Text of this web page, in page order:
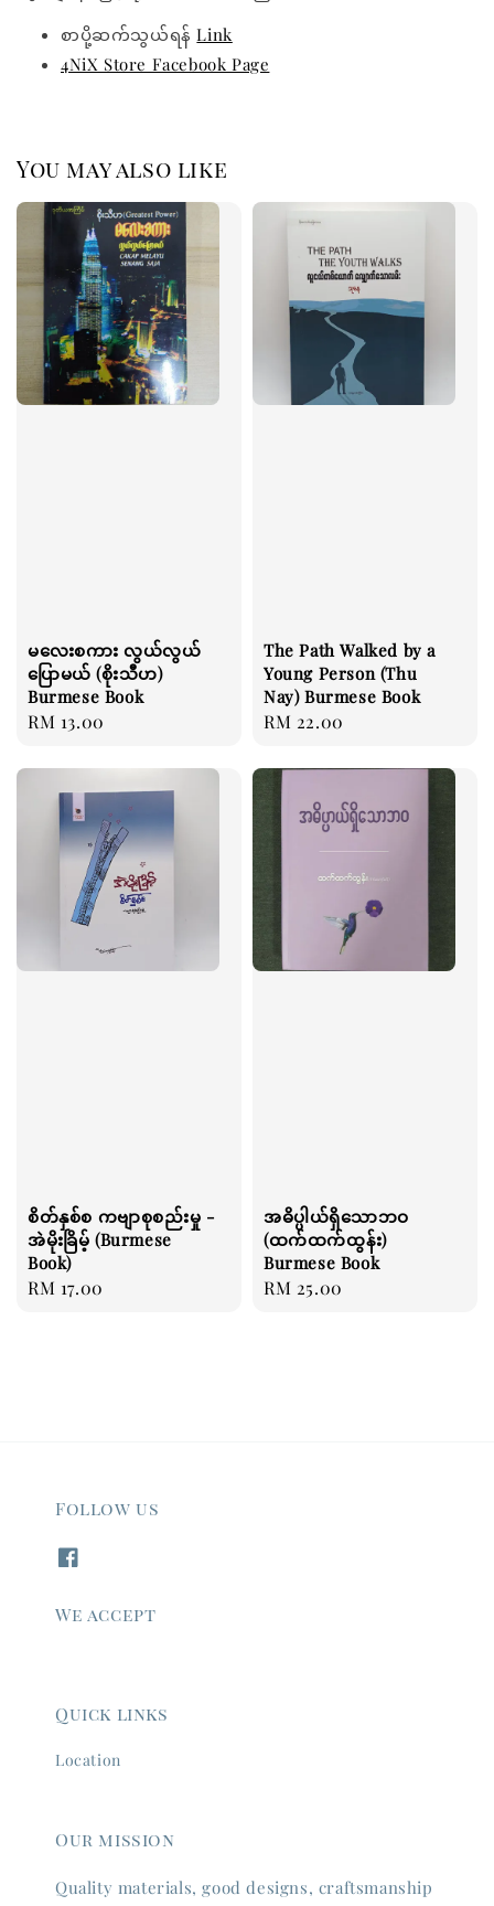
စာပို့ဆက်သွယ်ရန်Link
4NiX Store Facebook Page
You may also like
မလေးစကား လွယ်လွယ်
ပြောမယ် (စိုးသီဟ)
Burmese Book
Regular
RM 13.00
The Path Walked by a
Young Person (Thu
Nay) Burmese Book
Regular
RM 22.00
စိတ်နှစ်စ ကဗျာစုစည်းမှု -
အဲမိုးခြိမ့် (Burmese
Book)
Regular
RM 17.00
အဓိပ္ပါယ်ရှိသောဘဝ
(ထက်ထက်ထွန်း)
Burmese Book
Regular
RM 25.00
Follow us
We accept
Quick links
Location
Our mission
Quality materials, good designs, craftsmanship